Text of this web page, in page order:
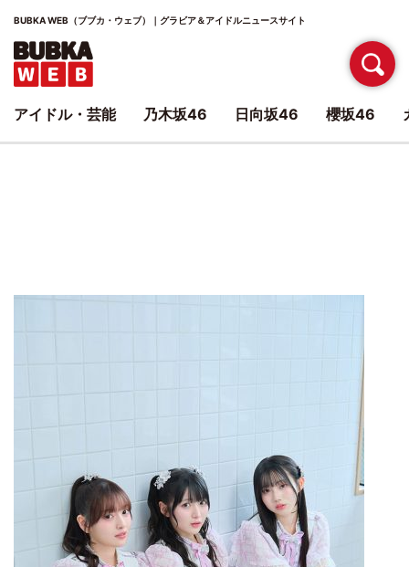
BUBKA WEB（ブブカ・ウェブ）｜グラビア＆アイドルニュースサイト
アイドル・芸能 乃木坂46 日向坂46 櫻坂46